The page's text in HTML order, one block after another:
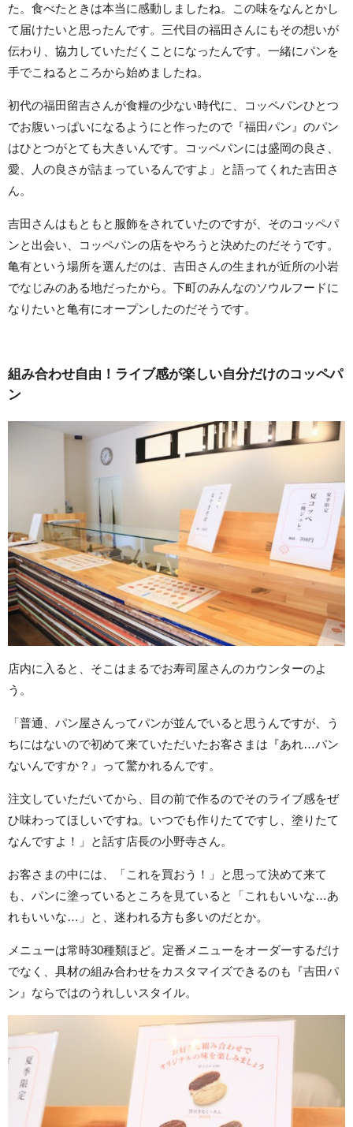
た。食べたときは本当に感動しましたね。この味をなんとかし
て届けたいと思ったんです。三代目の福田さんにもその想いが
伝わり、協力していただくことになったんです。一緒にパンを
手でこねるところから始めましたね。
初代の福田留吉さんが食糧の少ない時代に、コッペパンひとつ
でお腹いっぱいになるようにと作ったので『福田パン』のパン
はひとつがとても大きいんです。コッペパンには盛岡の良さ、
愛、人の良さが詰まっているんですよ」と語ってくれた吉田さ
ん。
吉田さんはもともと服飾をされていたのですが、そのコッペパ
ンと出会い、コッペパンの店をやろうと決めたのだそうです。
亀有という場所を選んだのは、吉田さんの生まれが近所の小岩
でなじみのある地だったから。下町のみんなのソウルフードに
なりたいと亀有にオープンしたのだそうです。
組み合わせ自由！ライブ感が楽しい自分だけのコッペパ
ン
店内に入ると、そこはまるでお寿司屋さんのカウンターのよ
う。
「普通、パン屋さんってパンが並んでいると思うんですが、う
ちにはないので初めて来ていただいたお客さまは『あれ…パン
ないんですか？』って驚かれるんです。
注文していただいてから、目の前で作るのでそのライブ感をぜ
ひ味わってほしいですね。いつでも作りたてですし、塗りたて
なんですよ！」と話す店長の小野寺さん。
お客さまの中には、「これを買おう！」と思って決めて来て
も、パンに塗っているところを見ていると「これもいいな…あ
れもいいな…」と、迷われる方も多いのだとか。
メニューは常時30種類ほど。定番メニューをオーダーするだけ
でなく、具材の組み合わせをカスタマイズできるのも『吉田パ
ン』ならではのうれしいスタイル。